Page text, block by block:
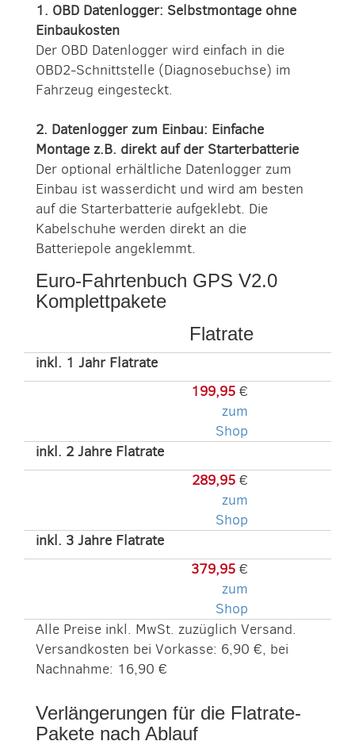
1. OBD Datenlogger: Selbstmontage ohne
Einbaukosten
Der OBD Datenlogger wird einfach in die
OBD2-Schnittstelle (Diagnosebuchse) im
Fahrzeug eingesteckt.
2. Datenlogger zum Einbau: Einfache
Montage z.B. direkt auf der Starterbatterie
Der optional erhältliche Datenlogger zum
Einbau ist wasserdicht und wird am besten
auf die Starterbatterie aufgeklebt. Die
Kabelschuhe werden direkt an die
Batteriepole angeklemmt.
Euro-Fahrtenbuch GPS V2.0
Komplettpakete
Flatrate
inkl. 1 Jahr Flatrate
199,95 €
zum
Shop
inkl. 2 Jahre Flatrate
289,95 €
zum
Shop
inkl. 3 Jahre Flatrate
379,95 €
zum
Shop
Alle Preise inkl. MwSt. zuzüglich Versand.
Versandkosten bei Vorkasse: 6,90 €, bei
Nachnahme: 16,90 €
Verlängerungen für die Flatrate-
Pakete nach Ablauf